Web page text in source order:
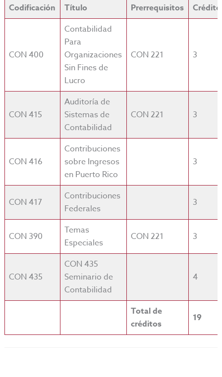
Codificación Título Prerrequisitos
CON 400
Contabilidad
Para
Organizaciones
Sin Fines de
Lucro
CON 221 3
CON 415
Auditoría de
Sistemas de
Contabilidad
CON 221 3
CON 416
Contribuciones
sobre Ingresos
en Puerto Rico
3
CON 417
Contribuciones
Federales
3
CON 390
Temas
Especiales
CON 221 3
CON 435
CON 435
Seminario de
Contabilidad
4
Total de
créditos
19